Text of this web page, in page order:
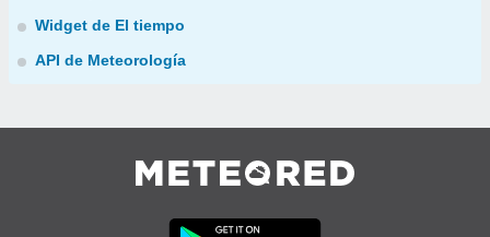
Widget de El tiempo
API de Meteorología